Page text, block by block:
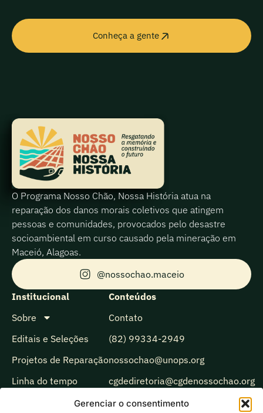
Gerenciar o consentimento
Conheça a gente
O Programa Nosso Chão, Nossa História atua na
reparação dos danos morais coletivos que atingem
pessoas e comunidades, provocados pelo desastre
socioambiental em curso causado pela mineração em
Maceió, Alagoas.
@nossochao.maceio
Institucional
Sobre
Editais e Seleções
Projetos de Reparação
Linha do tempo
Conteúdos
Contato
(82) 99334-2949
nossochao@unops.org
cgdediretoria@cgdenossochao.org